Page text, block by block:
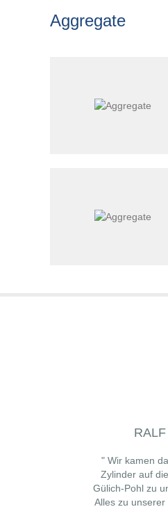
Aggregate
" Wir kamen
Zylinder auf
Gülich-Pohl zu
Alles zu unserer